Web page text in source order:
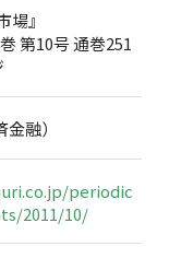
場』
第10号 通巻251
融）
periodic
2011/10/